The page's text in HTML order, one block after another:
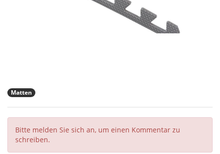
Matten
Bitte melden Sie sich an, um einen Kommentar zu
schreiben.